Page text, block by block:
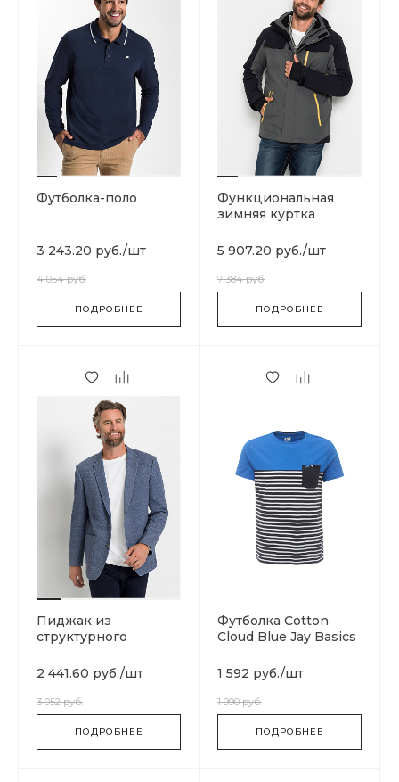
Футболка-поло
3 243.20 руб./шт
4 054 руб.
ПОДРОБНЕЕ
Функциональная
зимняя куртка
5 907.20 руб./шт
7 384 руб.
ПОДРОБНЕЕ
Пиджак из
структурного
2 441.60 руб./шт
3 052 руб.
ПОДРОБНЕЕ
Футболка Cotton
Cloud Blue Jay Basics
1 592 руб./шт
1 990 руб.
ПОДРОБНЕЕ